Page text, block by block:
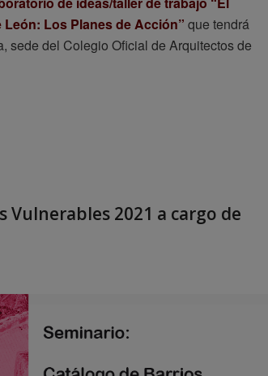
Los Planes de Acción” que tendrá
sede del Colegio Oficial de Arquitectos de
Vulnerables 2021 a cargo de